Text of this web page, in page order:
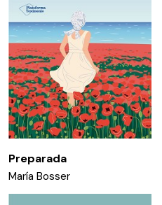
Preparada
María Bosser